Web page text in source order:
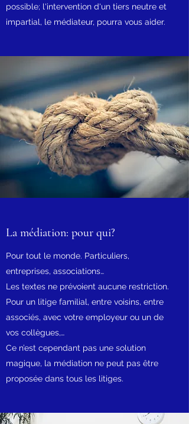
possible; l'intervention d'un tiers neutre et
impartial, le médiateur, pourra vous aider.
La médiation: pour qui?
Pour tout le monde. Particuliers,
entreprises, associations…
Les textes ne prévoient aucune restriction.
Pour un litige familial, entre voisins, entre
associés, avec votre employeur ou un de
vos collègues,…
Ce n’est cependant pas une solution
magique, la médiation ne peut pas être
proposée dans tous les litiges.